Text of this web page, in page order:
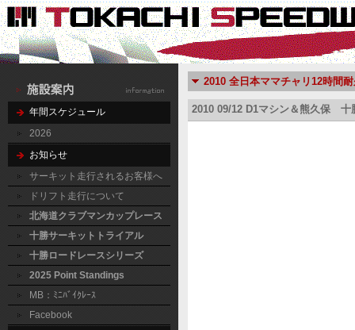
年間スケジュール
2026
お知らせ
サーキット走行されるお客様へ
ドリフト走行について
北海道クラブマンカップレース
十勝サーキットトライアル
十勝ロードレースシリーズ
2025 Point Standings
MB：ﾐﾆﾊﾞｲｸﾚｰｽ
Facebook
2010 全日本ママチャリ12時間
2010 09/12 D1マシン＆熊久保